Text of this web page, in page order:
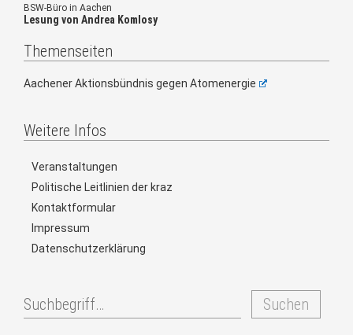
BSW-Büro in Aachen
Lesung von Andrea Komlosy
Themenseiten
Aachener Aktionsbündnis gegen Atomenergie
Weitere Infos
Veranstaltungen
Politische Leitlinien der kraz
Kontaktformular
Impressum
Datenschutzerklärung
Suchen